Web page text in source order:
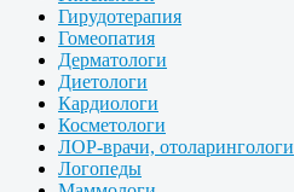
Гирудотерапия
Гомеопатия
Дерматологи
Диетологи
Кардиологи
Косметологи
ЛОР-врачи, отоларингологи
Логопеды